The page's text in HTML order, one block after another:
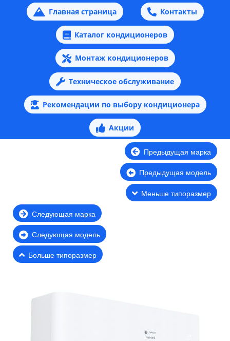
Главная страница Контакты
Каталог кондиционеров
Монтаж кондиционеров
Техническое обслуживание
Рекомендации по выбору кондиционера
Акции
Предыдущая марка
Предыдущая модель
Меньше типоразмер
Следующая марка
Следующая модель
Больше типоразмер